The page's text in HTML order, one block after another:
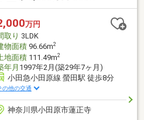
います！お気軽にお問い合わせ
万円
取り 3LDK
物面積96.66m2
地面積111.49m2
年月 1997年2月(築29年7ヶ月)
小田急小田原線 螢田駅 徒歩8分
の他の交通
神奈川県小田原市蓮正寺